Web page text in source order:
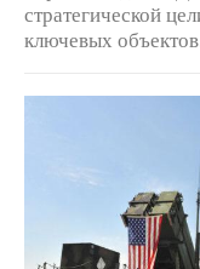
стратегической
ключевых